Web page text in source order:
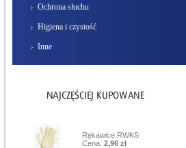
Ochrona słuchu
Higiena i czystość
Inne
Rękawice RWKS
Cena: 2,96 zł